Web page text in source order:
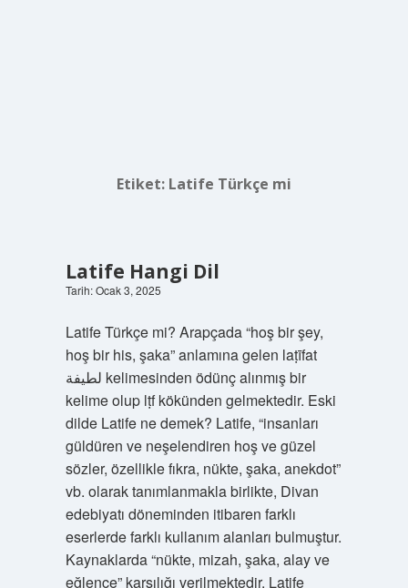
Etiket: Latife Türkçe mi
Latife Hangi Dil
Tarih: Ocak 3, 2025
Latife Türkçe mi? Arapçada “hoş bir şey,
hoş bir his, şaka” anlamına gelen laṭīfat
لطيفة kelimesinden ödünç alınmış bir
kelime olup lṭf kökünden gelmektedir. Eski
dilde Latife ne demek? Latife, “insanları
güldüren ve neşelendiren hoş ve güzel
sözler, özellikle fıkra, nükte, şaka, anekdot”
vb. olarak tanımlanmakla birlikte, Divan
edebiyatı döneminden itibaren farklı
eserlerde farklı kullanım alanları bulmuştur.
Kaynaklarda “nükte, mizah, şaka, alay ve
eğlence” karşılığı verilmektedir. Latife